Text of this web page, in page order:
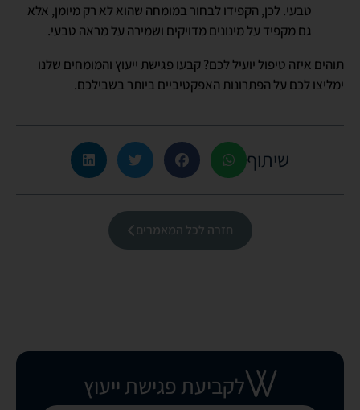
טבעי. לכן, הקפידו לבחור במומחה שהוא לא רק מיומן, אלא
גם מקפיד על מינונים מדויקים ושמירה על מראה טבעי.
תוהים איזה טיפול יועיל לכם? קבעו פגישת ייעוץ והמומחים שלנו
ימליצו לכם על הפתרונות האפקטיביים ביותר בשבילכם.
שיתוף
חזרה לכל המאמרים
לקביעת פגישת ייעוץ